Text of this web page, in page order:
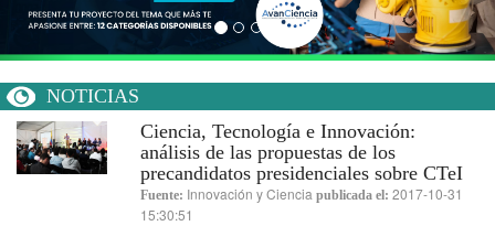
NOTICIAS
Ciencia, Tecnología e Innovación:
análisis de las propuestas de los
precandidatos presidenciales sobre CTeI
Fuente: Innovación y Ciencia publicada el: 2017-10-31
15:30:51